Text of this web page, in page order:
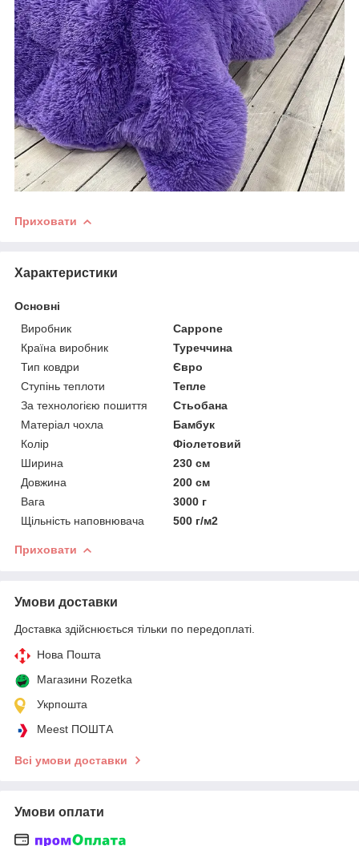
Приховати
Характеристики
Основні
Виробник
Cappone
Країна виробник
Туреччина
Тип ковдри
Євро
Ступінь теплоти
Тепле
За технологією пошиття
Стьобана
Матеріал чохла
Бамбук
Колір
Фіолетовий
Ширина
230 см
Довжина
200 см
Вага
3000 г
Щільність наповнювача
500 г/м2
Приховати
Умови доставки
Доставка здійснюється тільки по передоплаті.
Нова Пошта
Магазини Rozetka
Укрпошта
Meest ПОШТА
Всі умови доставки
Умови оплати